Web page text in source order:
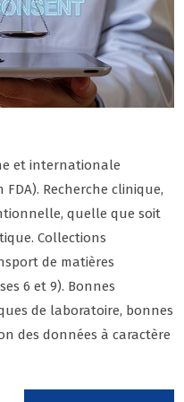
et internationale
Recherche clinique,
quelle que soit
Collections
de matières
6 et 9). Bonnes
de laboratoire, bonnes
des données à caractère